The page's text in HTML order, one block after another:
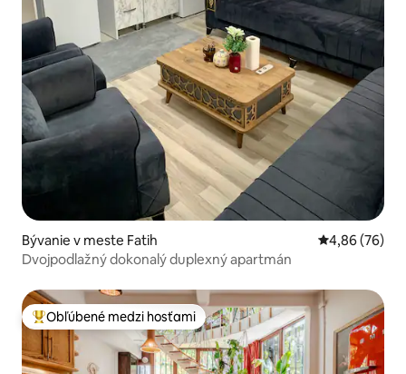
Bývanie v meste Fatih Priemerné
4,86 (76)
Dvojpodlažný dokonalý duplexný apartmán
Najobľúbenejšie medzi hosťami
Obľúbené medzi hosťami